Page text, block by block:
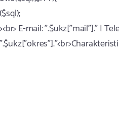
E-mail: ".$ukz["mail"]." |